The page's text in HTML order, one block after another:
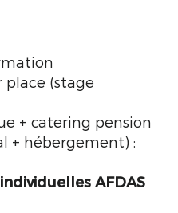
place (stage
+ catering pension
+ hébergement) :
AFDAS